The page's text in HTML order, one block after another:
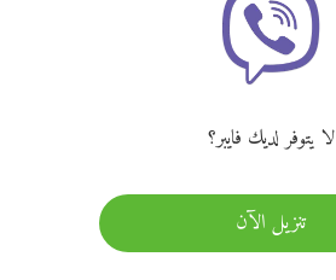
لا يتوفر لديك فايبر؟
تنزيل الآن